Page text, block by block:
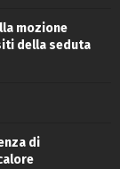
mozione
della seduta
di